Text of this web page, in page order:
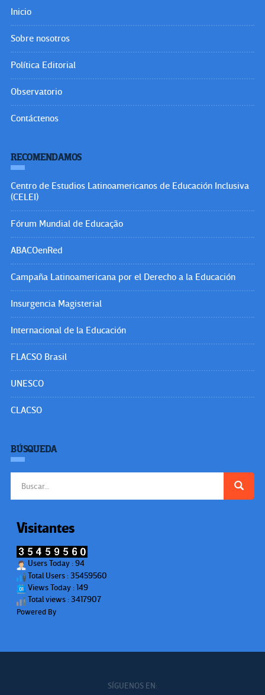
Inicio
Sobre nosotros
Política Editorial
Observatorio
Contáctenos
RECOMENDAMOS
Centro de Estudios Latinoamericanos de Educación Inclusiva
(CELEI)
Fórum Mundial de Educação
ABACOenRed
Campaña Latinoamericana por el Derecho a la Educación
Insurgencia Magisterial
Internacional de la Educación
FLACSO Brasil
UNESCO
CLACSO
BÚSQUEDA
Visitantes
Users Today : 94
Total Users : 35459560
Views Today : 149
Total views : 3417907
Powered By
SÍGUENOS EN: